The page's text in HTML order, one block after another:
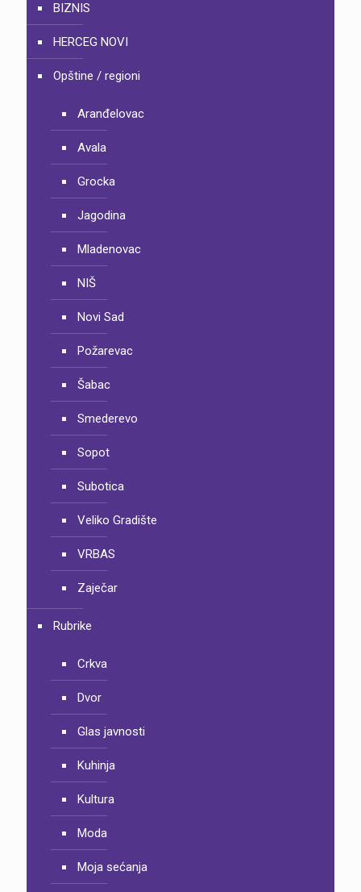
BIZNIS
HERCEG NOVI
Opštine / regioni
Aranđelovac
Avala
Grocka
Jagodina
Mladenovac
NIŠ
Novi Sad
Požarevac
Šabac
Smederevo
Sopot
Subotica
Veliko Gradište
VRBAS
Zaječar
Rubrike
Crkva
Dvor
Glas javnosti
Kuhinja
Kultura
Moda
Moja sećanja